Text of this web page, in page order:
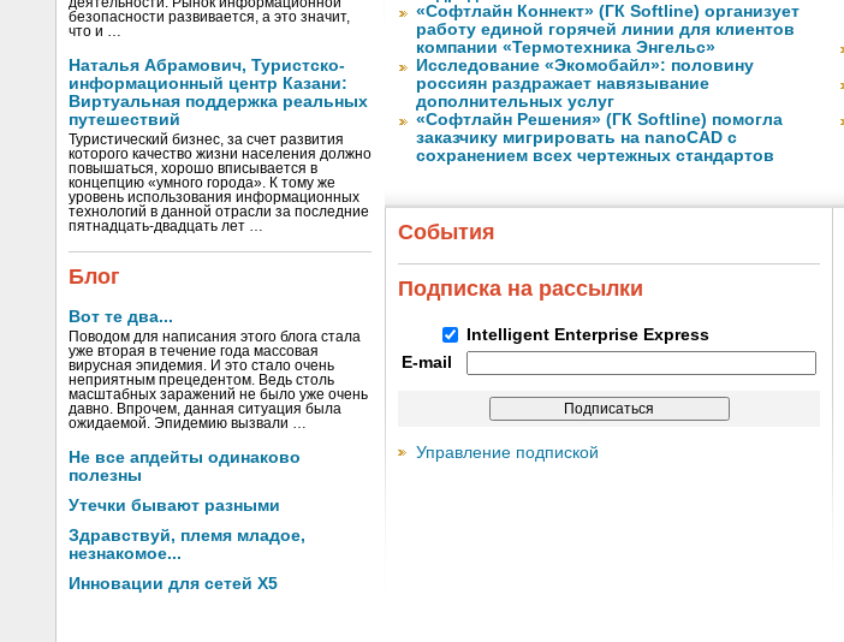
безопасности развивается, а это значит,
что и …
Наталья Абрамович, Туристско-
информационный центр Казани:
Виртуальная поддержка реальных
путешествий
Туристический бизнес, за счет развития
которого качество жизни населения должно
повышаться, хорошо вписывается в
концепцию «умного города». К тому же
уровень использования информационных
технологий в данной отрасли за последние
пятнадцать-двадцать лет …
Блог
Вот те два...
Поводом для написания этого блога стала
уже вторая в течение года массовая
вирусная эпидемия. И это стало очень
неприятным прецедентом. Ведь столь
масштабных заражений не было уже очень
давно. Впрочем, данная ситуация была
ожидаемой. Эпидемию вызвали …
Не все апдейты одинаково
полезны
Утечки бывают разными
Здравствуй, племя младое,
незнакомое...
Инновации для сетей X5
«Софтлайн Коннект» (ГК Softline) организует
работу единой горячей линии для клиентов
компании «Термотехника Энгельс»
Исследование «Экомобайл»: половину
россиян раздражает навязывание
дополнительных услуг
«Софтлайн Решения» (ГК Softline) помогла
заказчику мигрировать на nanoCAD с
сохранением всех чертежных стандартов
События
Подписка на рассылки
Intelligent Enterprise Express
E-mail
Управление подпиской